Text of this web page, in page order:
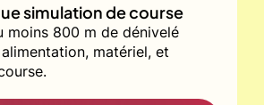
simulation de course
moins 800 m de dénivelé
matériel, et